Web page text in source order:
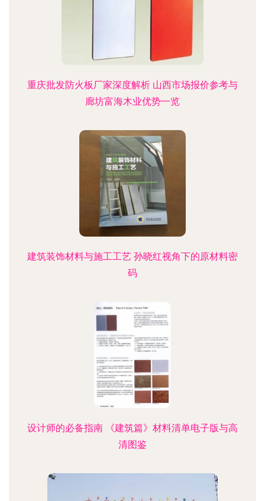
重庆批发防火板厂家深度解析 山西市场报价参考与
廊坊富海木业优势一览
建筑装饰材料与施工工艺 孙晓红视角下的原材料密
码
设计师的必备指南 《建筑篇》材料清单电子版与高
清图鉴